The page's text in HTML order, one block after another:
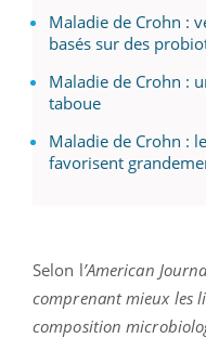
Maladie de Crohn :
basés sur des
Maladie de Crohn :
taboue
Maladie de Crohn :
favorisent
Selon l’American
comprenant mieux les
composition